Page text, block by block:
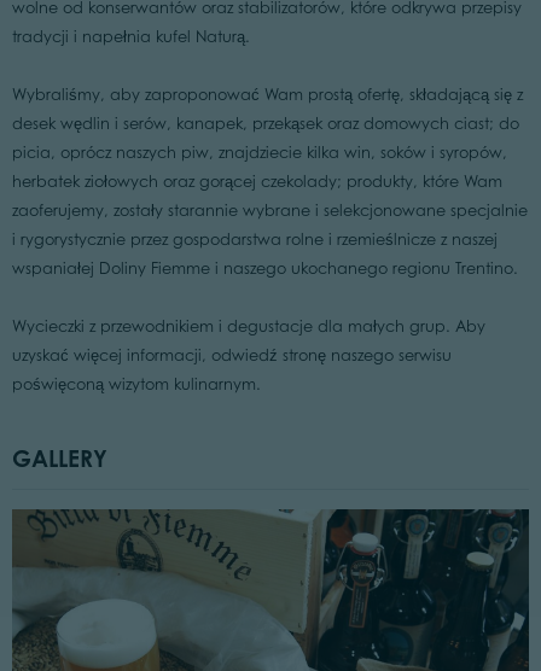
wolne od konserwantów oraz stabilizatorów, które odkrywa przepisy
tradycji i napełnia kufel Naturą.
Wybraliśmy, aby zaproponować Wam prostą ofertę, składającą się z
desek wędlin i serów, kanapek, przekąsek oraz domowych ciast; do
picia, oprócz naszych piw, znajdziecie kilka win, soków i syropów,
herbatek ziołowych oraz gorącej czekolady; produkty, które Wam
zaoferujemy, zostały starannie wybrane i selekcjonowane specjalnie
i rygorystycznie przez gospodarstwa rolne i rzemieślnicze z naszej
wspaniałej Doliny Fiemme i naszego ukochanego regionu Trentino.
Wycieczki z przewodnikiem i degustacje dla małych grup. Aby
uzyskać więcej informacji, odwiedź stronę naszego serwisu
poświęconą wizytom kulinarnym.
GALLERY